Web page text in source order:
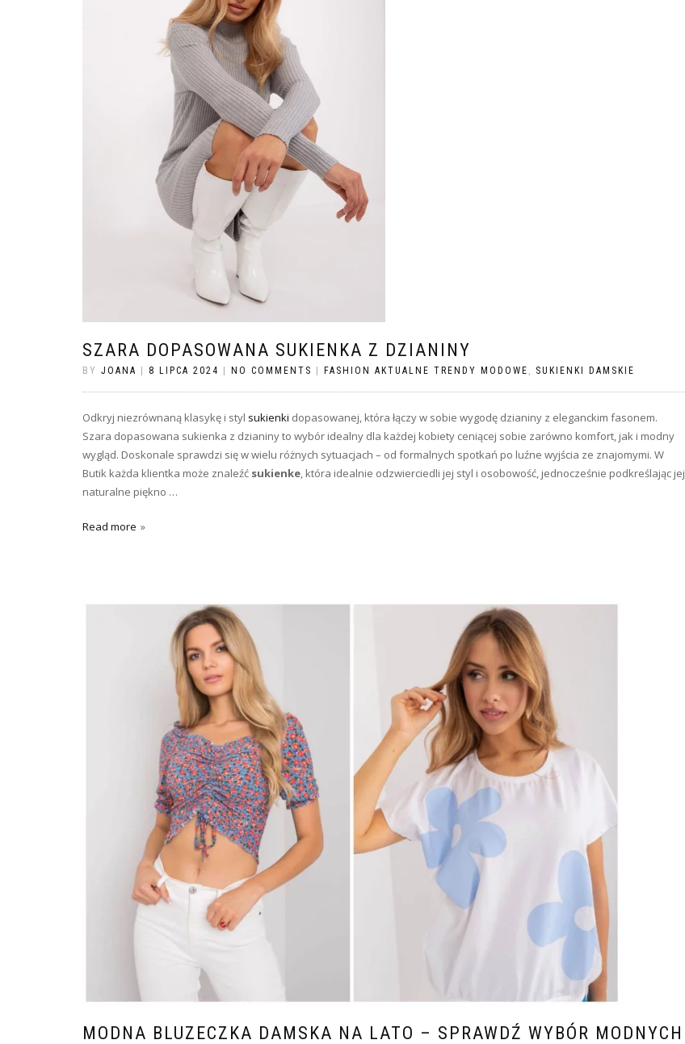
SZARA DOPASOWANA SUKIENKA Z DZIANINY
BY JOANA 8 LIPCA 2024 NO COMMENTS FASHION AKTUALNE TRENDY MODOWE , SUKIENKI DAMSKIE
Odkryj niezrównaną klasykę i styl sukienki dopasowanej, która łączy w sobie wygodę dzianiny z eleganckim fasonem.
Szara dopasowana sukienka z dzianiny to wybór idealny dla każdej kobiety ceniącej sobie zarówno komfort, jak i modny
wygląd. Doskonale sprawdzi się w wielu różnych sytuacjach – od formalnych spotkań po luźne wyjścia ze znajomymi. W
Butik każda klientka może znaleźć sukienke, która idealnie odzwierciedli jej styl i osobowość, jednocześnie podkreślając jej
naturalne piękno …
Read more
MODNA BLUZECZKA DAMSKA NA LATO – SPRAWDŹ WYBÓR MODNYCH